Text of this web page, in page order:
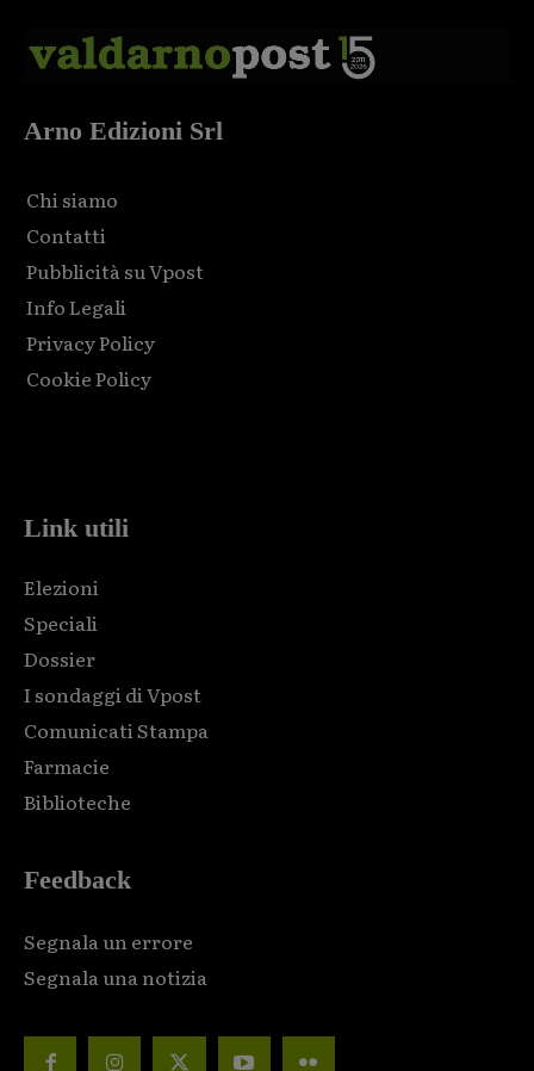
Arno Edizioni Srl
Chi siamo
Contatti
Pubblicità su Vpost
Info Legali
Privacy Policy
Cookie Policy
Link utili
Elezioni
Speciali
Dossier
I sondaggi di Vpost
Comunicati Stampa
Farmacie
Biblioteche
Feedback
Segnala un errore
Segnala una notizia